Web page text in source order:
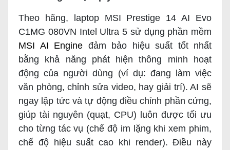
Theo hãng, laptop MSI Prestige 14 AI Evo
C1MG 080VN Intel Ultra 5 sử dụng phần mềm
MSI AI Engine đảm bảo hiệu suất tốt nhất
bằng khả năng phát hiện thông minh hoạt
động của người dùng (ví dụ: đang làm việc
văn phòng, chỉnh sửa video, hay giải trí). AI sẽ
ngay lập tức và tự động điều chỉnh phần cứng,
giúp tài nguyên (quạt, CPU) luôn được tối ưu
cho từng tác vụ (chế độ im lặng khi xem phim,
chế độ hiệu suất cao khi render). Điều này